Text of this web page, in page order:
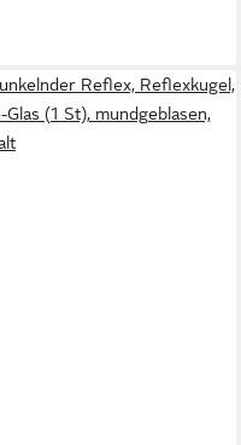
Reflex, Reflexkugel,
(1 St), mundgeblasen,